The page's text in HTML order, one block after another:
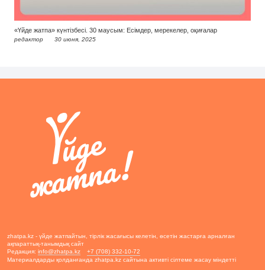
«Үйде жатпа» күнтізбесі. 30 маусым: Есімдер, мерекелер, оқиғалар
редактор 30 июня, 2025
zhatpa.kz - үйде жатпайтын, тірлік жасағысы келетін, өсетін жастарға арналған
ақпараттық-танымдық сайт
Редакция: info@zhatpa.kz
+7 (708) 332-10-72
Материалдарды қолданғанда zhatpa.kz сайтына активті сілтеме жасау міндетті